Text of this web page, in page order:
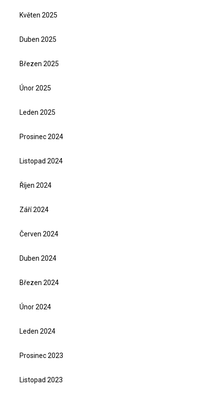
Květen 2025
Duben 2025
Březen 2025
Únor 2025
Leden 2025
Prosinec 2024
Listopad 2024
Říjen 2024
Září 2024
Červen 2024
Duben 2024
Březen 2024
Únor 2024
Leden 2024
Prosinec 2023
Listopad 2023